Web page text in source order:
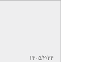
۱۴۰۵/۲/۲۴